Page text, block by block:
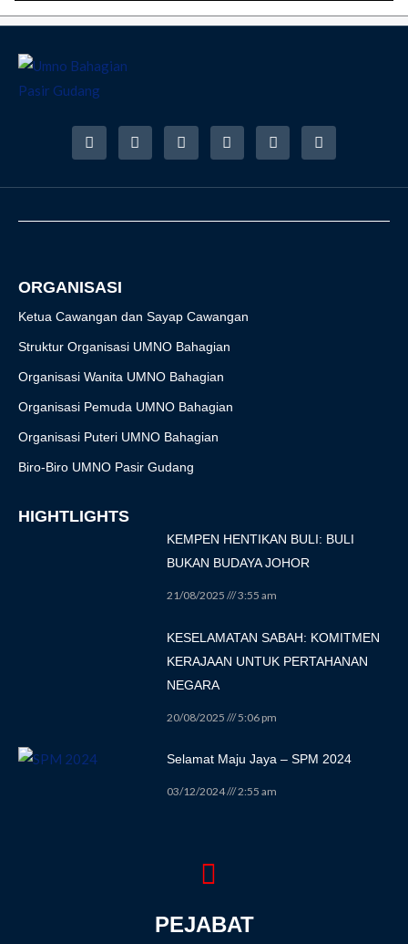
F
a
c
b
o
I
n
s
a
r
T
w
i
t
r
Y
o
u
u
e
T
i
k
o
R
s
s
ORGANISASI
Ketua Cawangan dan Sayap Cawangan
Struktur Organisasi UMNO Bahagian
Organisasi Wanita UMNO Bahagian
Organisasi Pemuda UMNO Bahagian
Organisasi Puteri UMNO Bahagian
Biro-Biro UMNO Pasir Gudang
HIGHTLIGHTS
KEMPEN HENTIKAN BULI: BULI
BUKAN BUDAYA JOHOR
21/08/2025 3:55 am
KESELAMATAN SABAH: KOMITMEN
KERAJAAN UNTUK PERTAHANAN
NEGARA
20/08/2025 5:06 pm
Selamat Maju Jaya – SPM 2024
03/12/2024 2:55 am
PEJABAT